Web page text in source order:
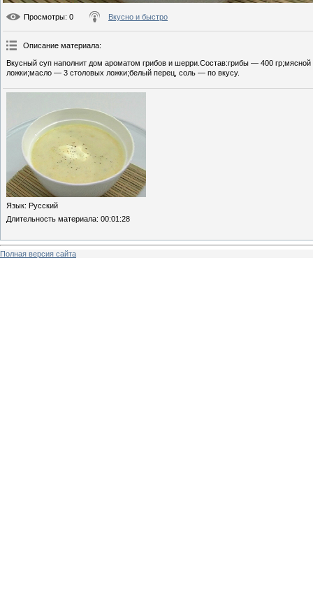
Просмотры: 0 Вкусно и быстро
Описание материала:
Вкусный суп наполнит дом ароматом грибов и шерри.Состав:грибы — 400
ложки;масло — 3 столовых ложки;белый перец, соль — по вкусу.
Язык: Русский
Длительность материала: 00:01:28
Полная версия сайта